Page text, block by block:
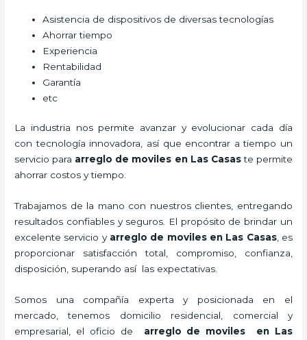
Asistencia de dispositivos de diversas tecnologías
Ahorrar tiempo
Experiencia
Rentabilidad
Garantía
etc
La industria nos permite avanzar y evolucionar cada día
con tecnología innovadora, así que encontrar a tiempo un
servicio para arreglo de moviles en Las Casaste permite
ahorrar costos y tiempo.
Trabajamos de la mano con nuestros clientes, entregando
resultados confiables y seguros. El propósito de brindar un
excelente servicio y arreglo de moviles en Las Casas, es
proporcionar satisfacción total, compromiso, confianza,
disposición, superando así las expectativas.
Somos una compañía experta y posicionada en el
mercado, tenemos domicilio residencial, comercial y
empresarial, el oficio de arreglo de moviles en Las